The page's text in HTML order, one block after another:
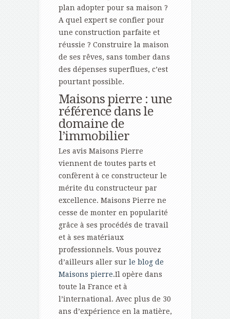
plan adopter pour sa maison ?
A quel expert se confier pour
une construction parfaite et
réussie ? Construire la maison
de ses rêves, sans tomber dans
des dépenses superflues, c’est
pourtant possible.
Maisons pierre : une
référence dans le
domaine de
l’immobilier
Les avis Maisons Pierre
viennent de toutes parts et
confèrent à ce constructeur le
mérite du constructeur par
excellence. Maisons Pierre ne
cesse de monter en popularité
grâce à ses procédés de travail
et à ses matériaux
professionnels. Vous pouvez
d’ailleurs aller sur le blog de
Maisons pierre.Il opère dans
toute la France et à
l’international. Avec plus de 30
ans d’expérience en la matière,